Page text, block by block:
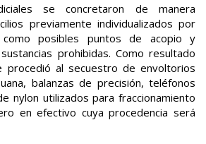
se concretaron de manera
previamente individualizados por
como posibles puntos de acopio y
prohibidas. Como resultado
al secuestro de envoltorios
balanzas de precisión, teléfonos
nylon utilizados para fraccionamiento
en efectivo cuya procedencia será